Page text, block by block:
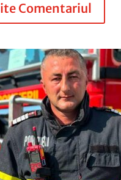
Comentariul